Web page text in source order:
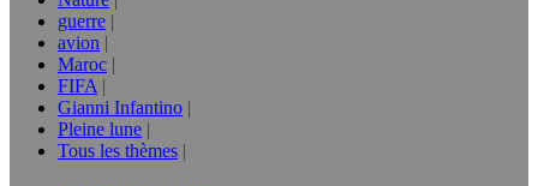
guerre
avion
Maroc
FIFA
Gianni Infantino
Pleine lune
Tous les thèmes